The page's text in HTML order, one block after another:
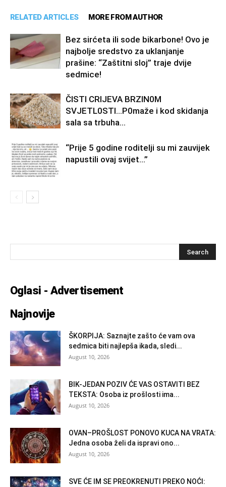
RELATED ARTICLES MORE FROM AUTHOR
Bez sirćeta ili sode bikarbone! Ovo je
najbolje sredstvo za uklanjanje
prašine: “Zaštitni sloj” traje dvije
sedmice!
ČISTI CRIJEVA BRZIN0M
SVJETL0STI…P0maže i kod skidanja
sala sa trbuha…
“Prije 5 godine roditelji su mi zauvijek
napustili ovaj svijet…”
Oglasi - Advertisement
Najnovije
ŠKORPIJA: Saznajte zašto će vam ova
sedmica biti najlepša ikada, sledi...
August 10, 2026
BIK-JEDAN POZIV ĆE VAS OSTAVITI BEZ
TEKSTA: Osoba iz prošlosti ima...
August 10, 2026
OVAN–PROŠLOST PONOVO KUCA NA VRATA:
Jedna osoba želi da ispravi ono...
August 10, 2026
SVE ĆE IM SE PREOKRENUTI PREKO NOĆI: